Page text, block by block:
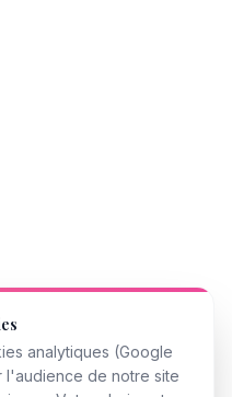
analytiques (Google
l'audience de notre site